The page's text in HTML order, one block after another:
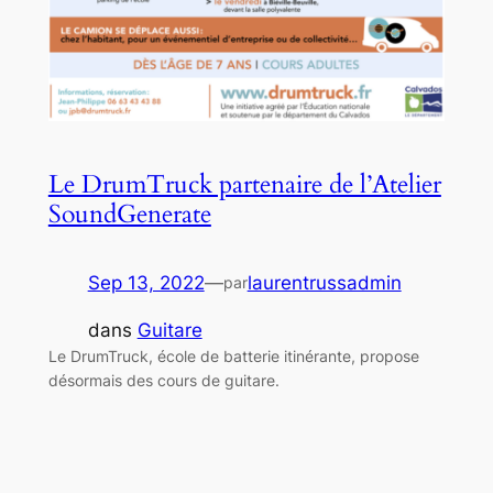
Le DrumTruck partenaire de l’Atelier
SoundGenerate
Sep 13, 2022—parlaurentrussadmin
dans Guitare
Le DrumTruck, école de batterie itinérante, propose
désormais des cours de guitare.